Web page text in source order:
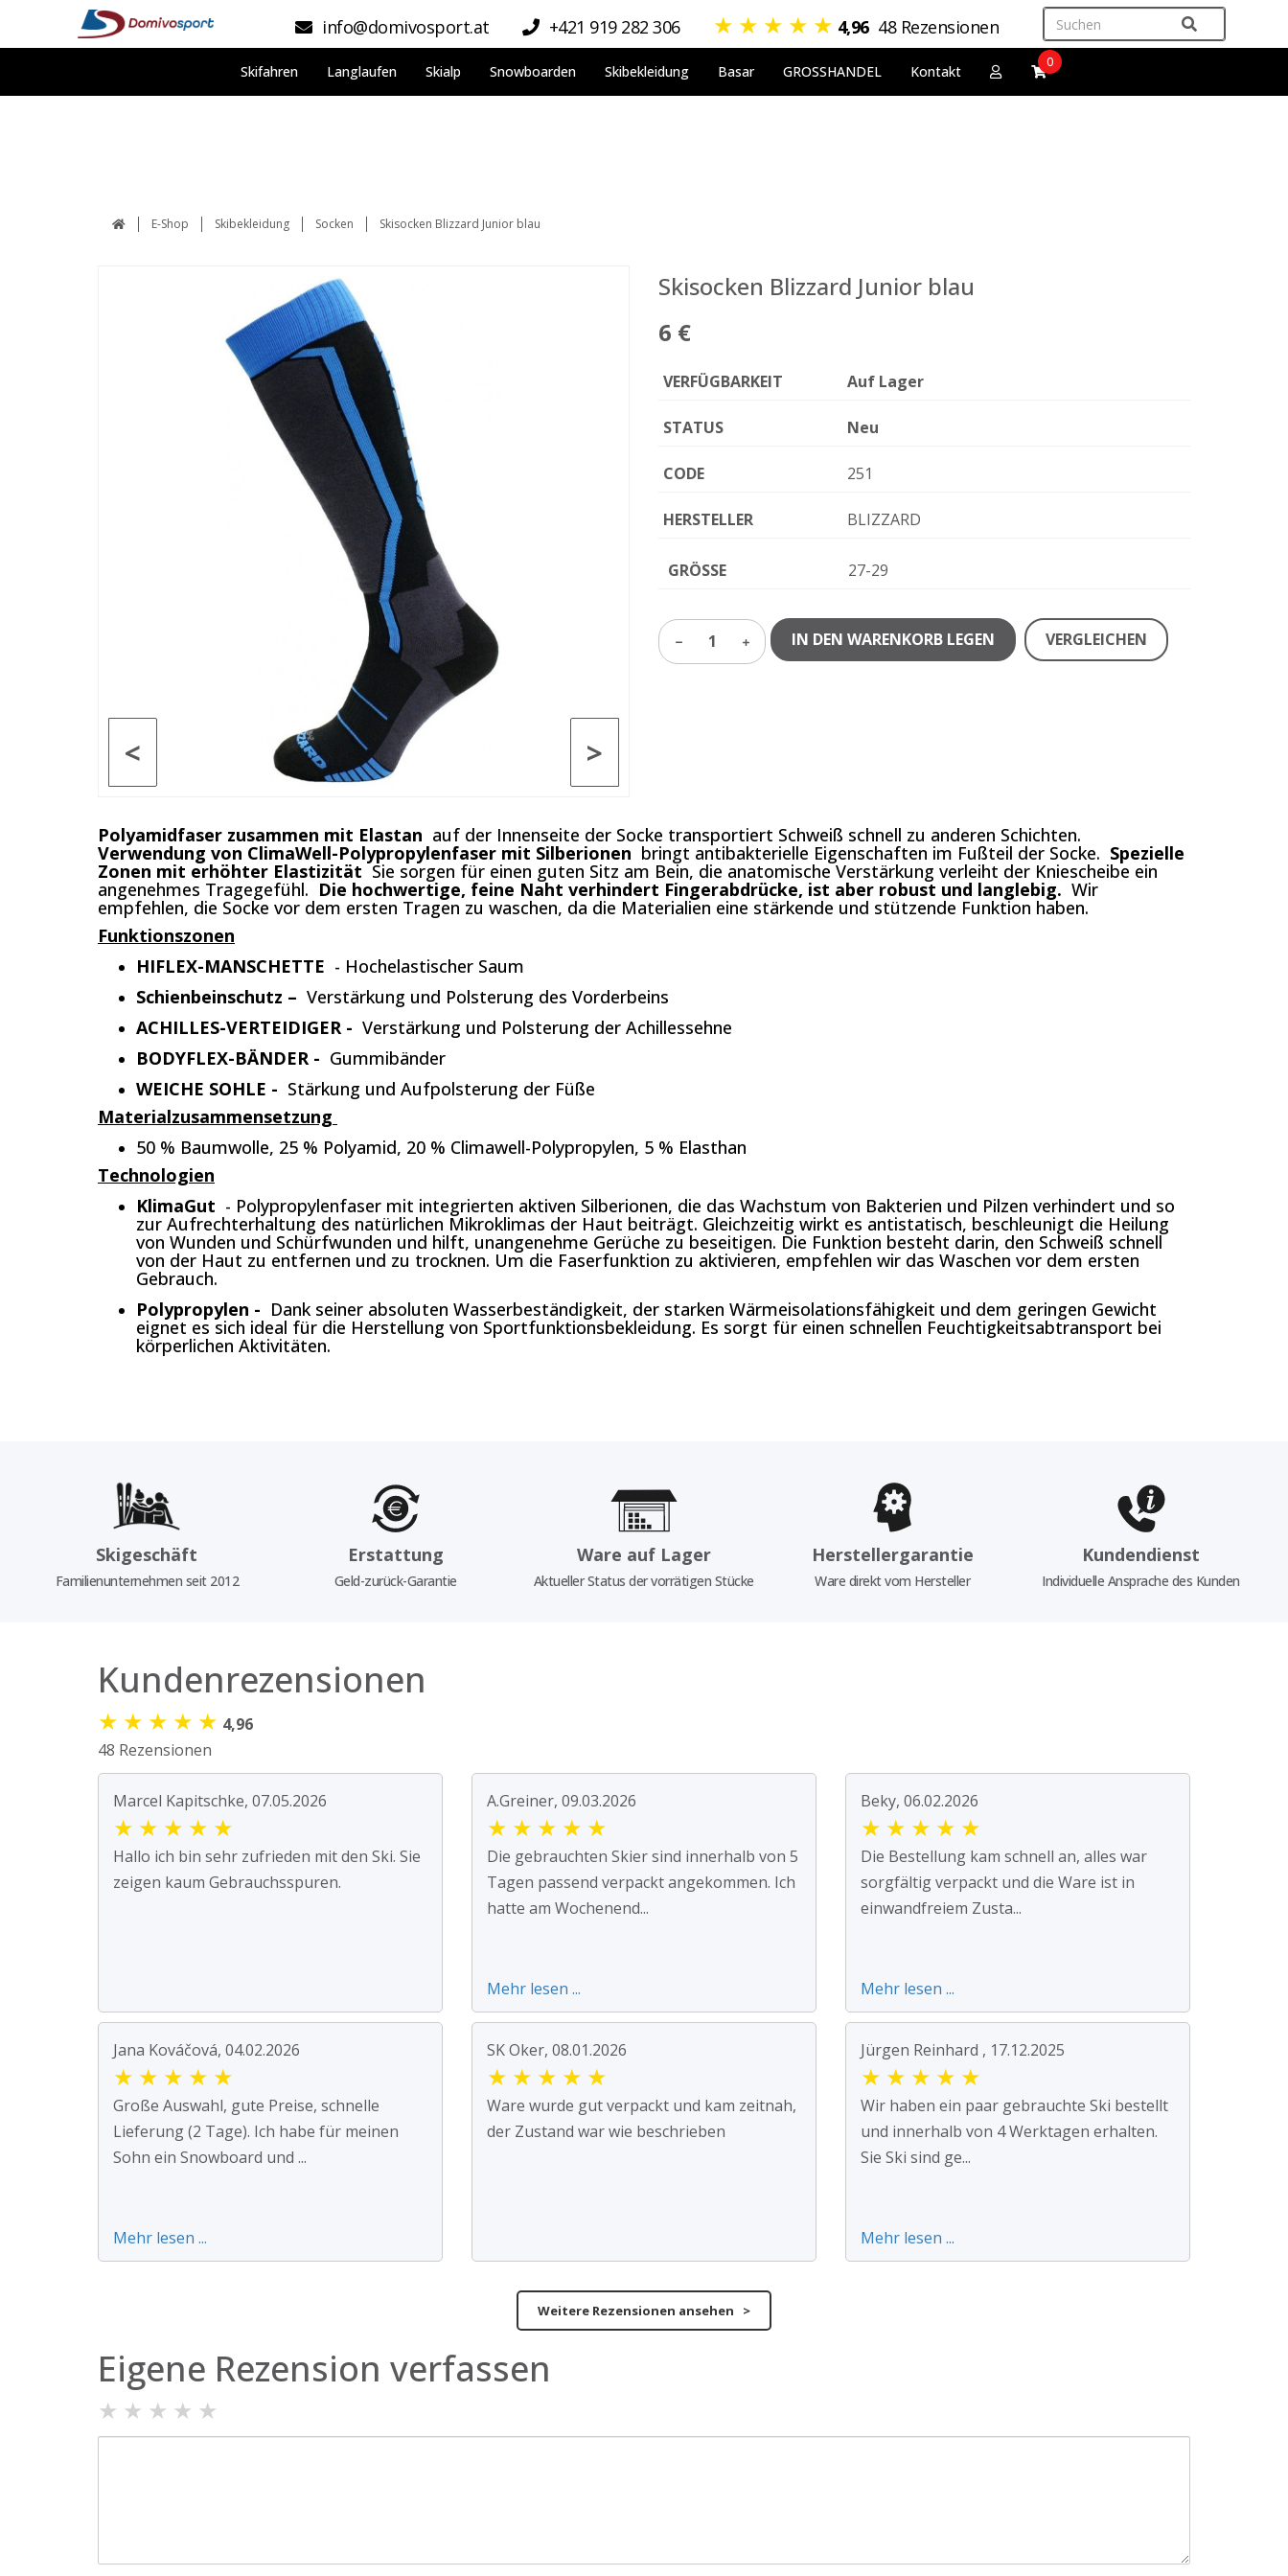
info@domivosport.at +421 919 282 306 ★ ★ ★ ★ ★ 4,96 48 Rezensionen
Skifahren Langlaufen Skialp Snowboarden Skibekleidung Basar GROSSHANDEL Kontakt
0
E-Shop Skibekleidung Socken Skisocken Blizzard Junior blau
>
<
Skisocken Blizzard Junior blau
6 €
VERFÜGBARKEIT Auf Lager
STATUS Neu
CODE 251
HERSTELLER BLIZZARD
GRÖSSE 27-29
1 IN DEN WARENKORB LEGEN VERGLEICHEN
Polyamidfaser zusammen mit Elastan auf der Innenseite der Socke transportiert Schweiß schnell zu anderen Schichten.
Verwendung von ClimaWell-Polypropylenfaser mit Silberionen bringt antibakterielle Eigenschaften im Fußteil der Socke. Spezielle
Zonen mit erhöhter Elastizität Sie sorgen für einen guten Sitz am Bein, die anatomische Verstärkung verleiht der Kniescheibe ein
angenehmes Tragegefühl. Die hochwertige, feine Naht verhindert Fingerabdrücke, ist aber robust und langlebig. Wir
empfehlen, die Socke vor dem ersten Tragen zu waschen, da die Materialien eine stärkende und stützende Funktion haben.
Funktionszonen
HIFLEX-MANSCHETTE - Hochelastischer Saum
Schienbeinschutz – Verstärkung und Polsterung des Vorderbeins
ACHILLES-VERTEIDIGER - Verstärkung und Polsterung der Achillessehne
BODYFLEX-BÄNDER - Gummibänder
WEICHE SOHLE - Stärkung und Aufpolsterung der Füße
Materialzusammensetzung
50 % Baumwolle, 25 % Polyamid, 20 % Climawell-Polypropylen, 5 % Elasthan
Technologien
KlimaGut - Polypropylenfaser mit integrierten aktiven Silberionen, die das Wachstum von Bakterien und Pilzen verhindert und so
zur Aufrechterhaltung des natürlichen Mikroklimas der Haut beiträgt. Gleichzeitig wirkt es antistatisch, beschleunigt die Heilung
von Wunden und Schürfwunden und hilft, unangenehme Gerüche zu beseitigen. Die Funktion besteht darin, den Schweiß schnell
von der Haut zu entfernen und zu trocknen. Um die Faserfunktion zu aktivieren, empfehlen wir das Waschen vor dem ersten
Gebrauch.
Polypropylen - Dank seiner absoluten Wasserbeständigkeit, der starken Wärmeisolationsfähigkeit und dem geringen Gewicht
eignet es sich ideal für die Herstellung von Sportfunktionsbekleidung. Es sorgt für einen schnellen Feuchtigkeitsabtransport bei
körperlichen Aktivitäten.
Skigeschäft
Familienunternehmen seit 2012
Erstattung
Geld-zurück-Garantie
Ware auf Lager
Aktueller Status der vorrätigen Stücke
Herstellergarantie
Ware direkt vom Hersteller
Kundendienst
Individuelle Ansprache des Kunden
Kundenrezensionen
★ ★ ★ ★ ★ 4,96
48 Rezensionen
Marcel Kapitschke, 07.05.2026
★ ★ ★ ★ ★
Hallo ich bin sehr zufrieden mit den Ski. Sie
zeigen kaum Gebrauchsspuren.
A.Greiner, 09.03.2026
★ ★ ★ ★ ★
Die gebrauchten Skier sind innerhalb von 5
Tagen passend verpackt angekommen. Ich
hatte am Wochenend...
Mehr lesen ...
Beky, 06.02.2026
★ ★ ★ ★ ★
Die Bestellung kam schnell an, alles war
sorgfältig verpackt und die Ware ist in
einwandfreiem Zusta...
Mehr lesen ...
Jana Kováčová, 04.02.2026
★ ★ ★ ★ ★
Große Auswahl, gute Preise, schnelle
Lieferung (2 Tage). Ich habe für meinen
Sohn ein Snowboard und ...
Mehr lesen ...
SK Oker, 08.01.2026
★ ★ ★ ★ ★
Ware wurde gut verpackt und kam zeitnah,
der Zustand war wie beschrieben
Jürgen Reinhard , 17.12.2025
★ ★ ★ ★ ★
Wir haben ein paar gebrauchte Ski bestellt
und innerhalb von 4 Werktagen erhalten.
Sie Ski sind ge...
Mehr lesen ...
Weitere Rezensionen ansehen >
Eigene Rezension verfassen
★ ★ ★ ★ ★